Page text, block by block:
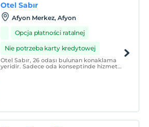
Otel Sabır
Afyon Merkez, Afyon
Opcja płatności ratalnej
Nie potrzeba karty kredytowej
Otel Sabır, 26 odası bulunan konaklama
yeridir. Sadece oda konseptinde hizmet